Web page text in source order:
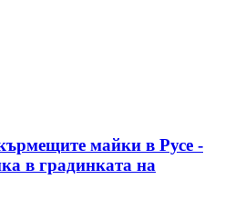
майки в Русе -
в градинката на